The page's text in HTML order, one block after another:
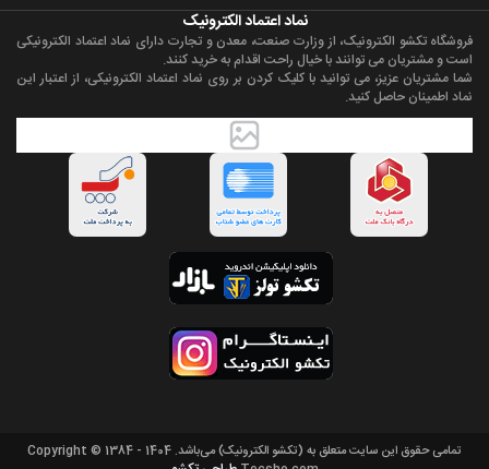
نماد اعتماد الکترونیک
فروشگاه تکشو الکترونیک، از وزارت صنعت، معدن و تجارت دارای نماد اعتماد الکترونیکی
است و مشتریان می توانند با خیال راحت اقدام به خرید کنند.
شما مشتریان عزیز، می توانید با کلیک کردن بر روی نماد اعتماد الکترونیکی، از اعتبار این
نماد اطمینان حاصل کنید.
تمامی حقوق اين سايت متعلق به (تکشو الکترونیک) می‌باشد. Copyright © 1384 - 1404